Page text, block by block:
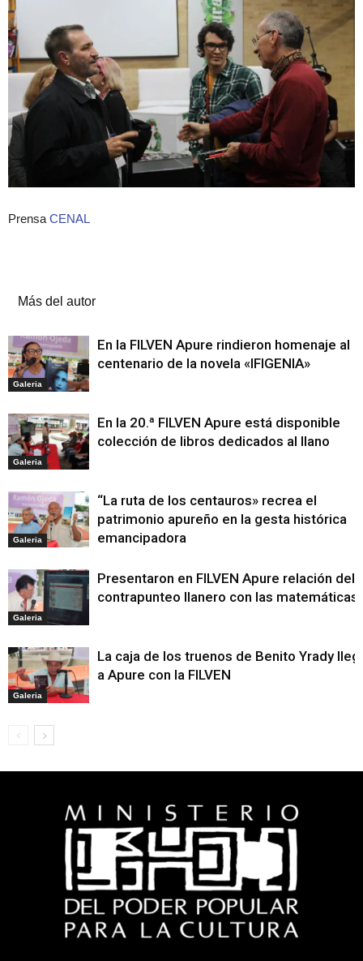
Prensa CENAL
Más del autor
Galeria
En la FILVEN Apure rindieron homenaje al
centenario de la novela «IFIGENIA»
Galeria
En la 20.ª FILVEN Apure está disponible
colección de libros dedicados al llano
Galeria
“La ruta de los centauros» recrea el
patrimonio apureño en la gesta histórica
emancipadora
Galeria
Presentaron en FILVEN Apure relación del
contrapunteo llanero con las matemáticas
Galeria
La caja de los truenos de Benito Yrady
a Apure con la FILVEN